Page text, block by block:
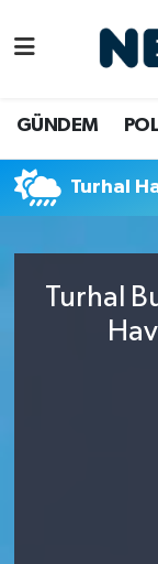
GÜNDEM
Turhal
Turhal
DÜNYA
EĞİTİM
EKONOMİ
Namaz
Trafik
Süper Lig
Son